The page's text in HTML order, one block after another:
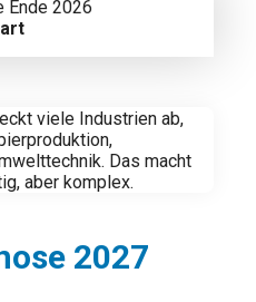
viele Industrien ab,
Das macht
aber komplex.
2027